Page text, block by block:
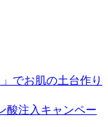
でお肌の土台作り
酸注入キャンペー